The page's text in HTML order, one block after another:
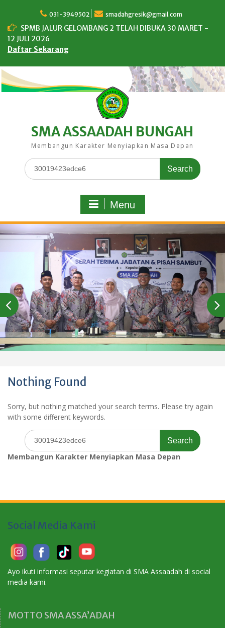
content
031-3949502 smadahgresik@gmail.com
SPMB JALUR GELOMBANG 2 TELAH DIBUKA 30 MARET -
12 JULI 2026
Daftar Sekarang
SMA ASSAADAH BUNGAH
Membangun Karakter Menyiapkan Masa Depan
Search
for:
Menu
Nothing Found
Sorry, but nothing matched your search terms. Please try again
with some different keywords.
Search
for:
Membangun Karakter Menyiapkan Masa Depan
Social Media Kami
Ayo ikuti informasi seputar kegiatan di SMA Assaadah di social
media kami.
MOTTO SMA ASSA’ADAH